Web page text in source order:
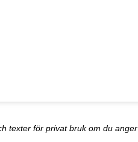
texter för privat bruk om du anger